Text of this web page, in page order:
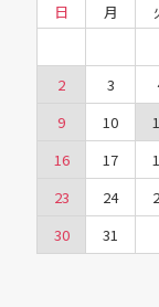
日 月
2
3
9
10
16
17
23
24
30
31